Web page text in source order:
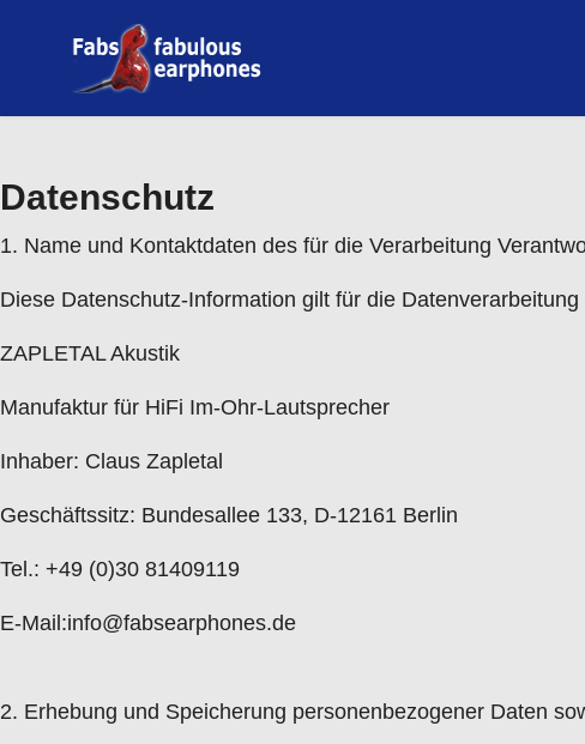
Datenschutz
1. Name und Kontaktdaten des für die Verarbeitung
Diese Datenschutz-Information gilt für die
ZAPLETAL Akustik
Manufaktur für HiFi Im-Ohr-Lautsprecher
Inhaber: Claus Zapletal
Geschäftssitz: Bundesallee 133, D-12161 Berlin
Tel.: +49 (0)30 81409119
E-Mail:info@fabsearphones.de
2. Erhebung und Speicherung personenbezogener Daten